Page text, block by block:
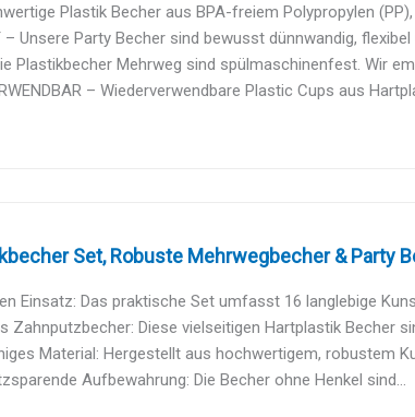
Plastik Becher aus BPA-freiem Polypropylen
– Unsere Party Becher sind bewusst dünnwandig,
Plastikbecher Mehrweg sind spülmaschinenfest. Wir
– Wiederverwendbare Plastic Cups aus
Set, Robuste Mehrwegbecher & Party
Einsatz: Das praktische Set umfasst 16 langlebige
Zahnputzbecher: Diese vielseitigen Hartplastik Becher
Material: Hergestellt aus hochwertigem, robustem
Aufbewahrung: Die Becher ohne Henkel sind...